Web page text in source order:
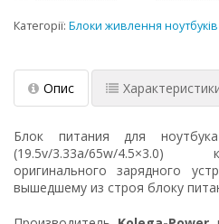
Категорії: Блоки живлення ноутбуків
Опис
Блок питания для
(19.5v/3.33a/65w/4.5×3.0)
оригинального зарядного
вышедшему из строя блоку